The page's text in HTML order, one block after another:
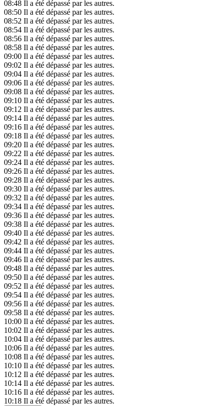
08:48 Il a été dépassé par les autres.
08:50 Il a été dépassé par les autres.
08:52 Il a été dépassé par les autres.
08:54 Il a été dépassé par les autres.
08:56 Il a été dépassé par les autres.
08:58 Il a été dépassé par les autres.
09:00 Il a été dépassé par les autres.
09:02 Il a été dépassé par les autres.
09:04 Il a été dépassé par les autres.
09:06 Il a été dépassé par les autres.
09:08 Il a été dépassé par les autres.
09:10 Il a été dépassé par les autres.
09:12 Il a été dépassé par les autres.
09:14 Il a été dépassé par les autres.
09:16 Il a été dépassé par les autres.
09:18 Il a été dépassé par les autres.
09:20 Il a été dépassé par les autres.
09:22 Il a été dépassé par les autres.
09:24 Il a été dépassé par les autres.
09:26 Il a été dépassé par les autres.
09:28 Il a été dépassé par les autres.
09:30 Il a été dépassé par les autres.
09:32 Il a été dépassé par les autres.
09:34 Il a été dépassé par les autres.
09:36 Il a été dépassé par les autres.
09:38 Il a été dépassé par les autres.
09:40 Il a été dépassé par les autres.
09:42 Il a été dépassé par les autres.
09:44 Il a été dépassé par les autres.
09:46 Il a été dépassé par les autres.
09:48 Il a été dépassé par les autres.
09:50 Il a été dépassé par les autres.
09:52 Il a été dépassé par les autres.
09:54 Il a été dépassé par les autres.
09:56 Il a été dépassé par les autres.
09:58 Il a été dépassé par les autres.
10:00 Il a été dépassé par les autres.
10:02 Il a été dépassé par les autres.
10:04 Il a été dépassé par les autres.
10:06 Il a été dépassé par les autres.
10:08 Il a été dépassé par les autres.
10:10 Il a été dépassé par les autres.
10:12 Il a été dépassé par les autres.
10:14 Il a été dépassé par les autres.
10:16 Il a été dépassé par les autres.
10:18 Il a été dépassé par les autres.